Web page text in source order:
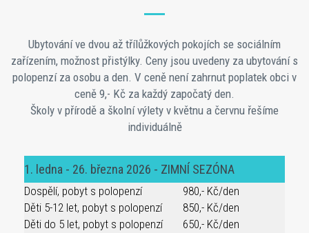
Ubytování ve dvou až třílůžkových pokojích se sociálním
zařízením, možnost přistýlky. Ceny jsou uvedeny za ubytování s
polopenzí za osobu a den. V ceně není zahrnut poplatek obci v
ceně 9,- Kč za každý započatý den.
Školy v přírodě a školní výlety v květnu a červnu řešíme
individuálně
1. ledna - 26. března 2026 - ZIMNÍ SEZÓNA
Dospělí, pobyt s polopenzí
980,- Kč/den
Děti 5-12 let, pobyt s polopenzí
850,- Kč/den
Děti do 5 let, pobyt s polopenzí
650,- Kč/den